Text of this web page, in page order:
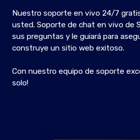
Nuestro soporte en vivo 24/7
usted. Soporte de chat en vivo de
sus preguntas y le guiará para
construye un sitio web exitoso.
Con nuestro equipo de soporte
solo!